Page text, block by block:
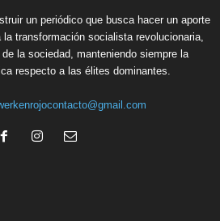
un periódico que busca hacer un aporte
transformación socialista revolucionaria,
la sociedad, manteniendo siempre la
respecto a las élites dominantes.